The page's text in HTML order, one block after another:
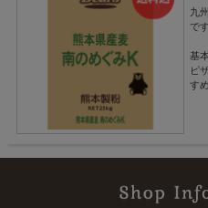
九
です
基
ピ
す